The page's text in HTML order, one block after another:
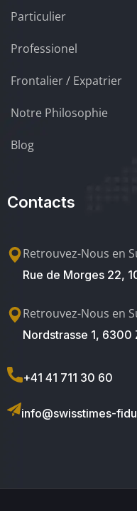
Particulier
Professionel
Frontalier / Expatrier
Notre Philosophie
Blog
Contacts
Retrouvez-Nous en
Rue de Morges 22,
Retrouvez-Nous en
Nordstrasse 1, 6300
+41 41 711 30 60
info@swisstimes-